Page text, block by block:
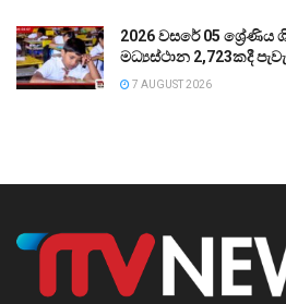
2026 වසරේ 05 ශ්‍රේණිය
මධ්‍යස්ථාන 2,723කදී
7 AUGUST 2026